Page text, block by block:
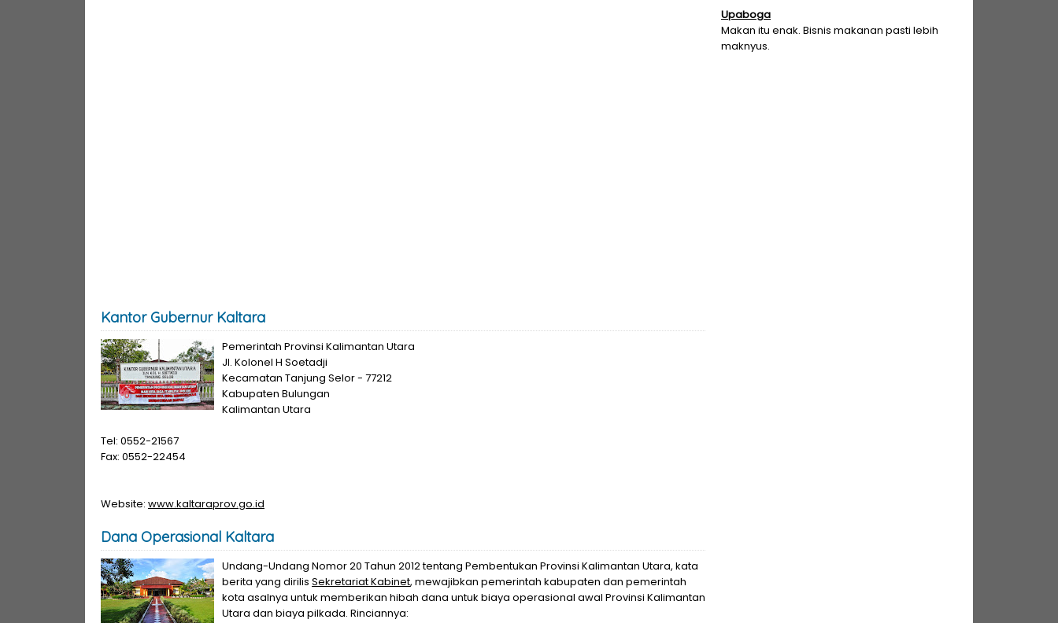
Kantor Gubernur Kaltara
Pemerintah Provinsi Kalimantan Utara
Jl. Kolonel H Soetadji
Kecamatan Tanjung Selor - 77212
Kabupaten Bulungan
Kalimantan Utara
Tel: 0552-21567
Fax: 0552-22454
Website: www.kaltaraprov.go.id
Dana Operasional Kaltara
Undang-Undang Nomor 20 Tahun 2012 tentang Pembentukan Provinsi Kalimantan Utara, kata
berita yang dirilis Sekretariat Kabinet, mewajibkan pemerintah kabupaten dan pemerintah
kota asalnya untuk memberikan hibah dana untuk biaya operasional awal Provinsi Kalimantan
Utara dan biaya pilkada. Rinciannya:
Upaboga
Makan itu enak. Bisnis makanan pasti lebih
maknyus.